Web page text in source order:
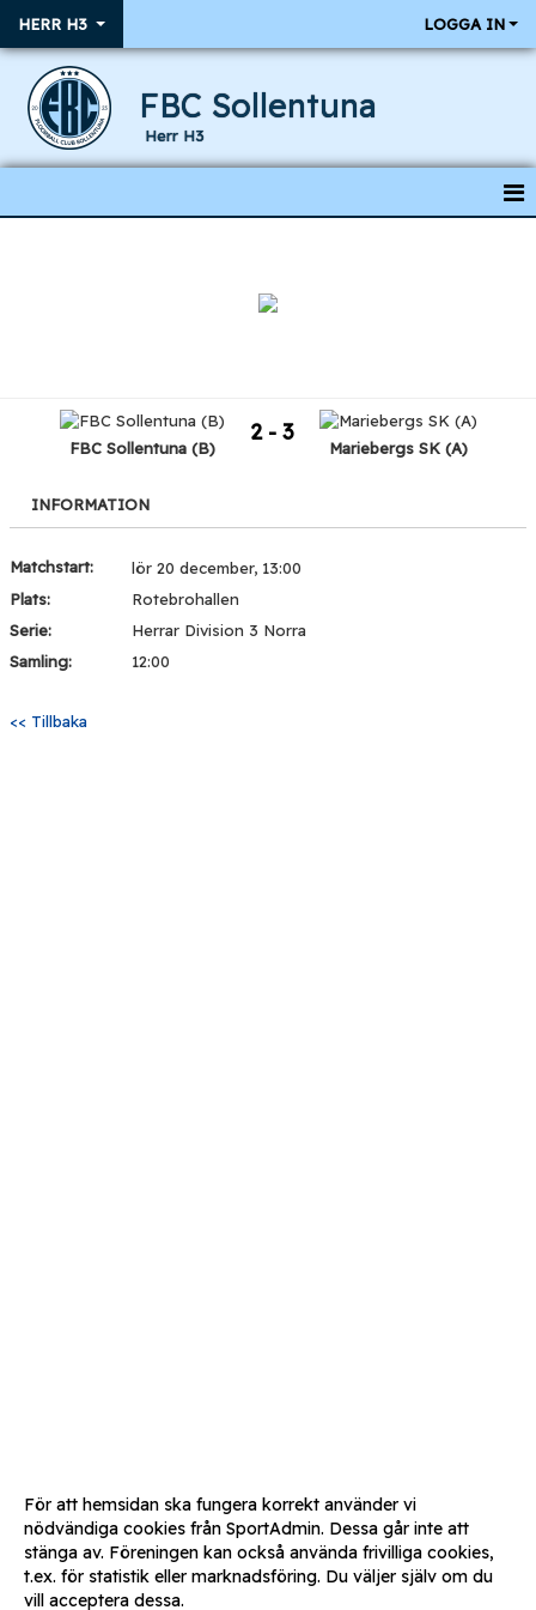
HERR H3 LOGGA IN
FBC Sollentuna
Herr H3
TRUPPENFBC Sollentuna (B)
2 - 3
Mariebergs SK (A)
INFORMATION
Matchstart:
lör 20 december, 13:00
Plats:
Rotebrohallen
Serie:
Herrar Division 3 Norra
Samling:
12:00
<< Tillbaka
För att hemsidan ska fungera korrekt använder vi
nödvändiga cookies från SportAdmin. Dessa går inte att
stänga av. Föreningen kan också använda frivilliga cookies,
t.ex. för statistik eller marknadsföring. Du väljer själv om du
vill acceptera dessa.